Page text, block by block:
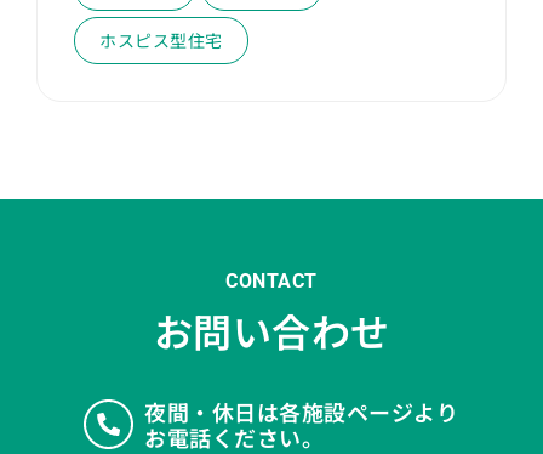
ホスピス型住宅
CONTACT
お問い合わせ
夜間・休日は各施設ページより
お電話ください。